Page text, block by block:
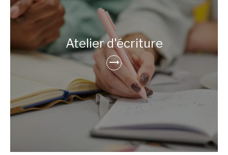
Atelier d'écriture